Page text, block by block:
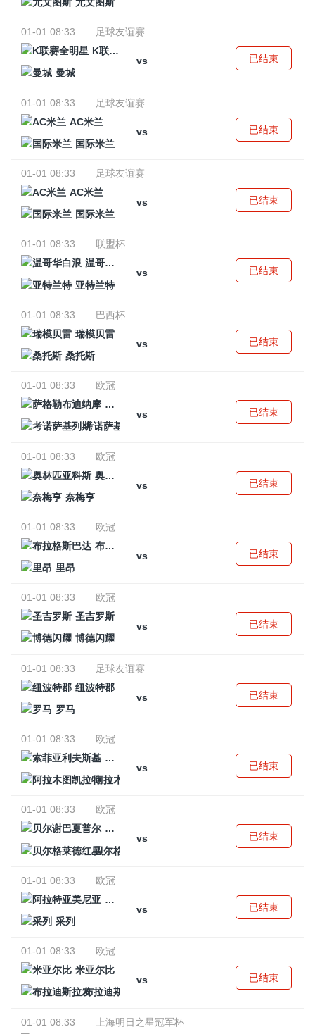
01-01 08:33
足球友谊赛
K联赛全明星
vs
曼城
已结束
01-01 08:33
足球友谊赛
AC米兰
vs
国际米兰
已结束
01-01 08:33
足球友谊赛
AC米兰
vs
国际米兰
已结束
01-01 08:33
联盟杯
温哥华白浪
vs
亚特兰特
已结束
01-01 08:33
巴西杯
瑞模贝雷
vs
桑托斯
已结束
01-01 08:33
欧冠
萨格勒布迪纳摩
vs
考诺萨基列斯
已结束
01-01 08:33
欧冠
奥林匹亚科斯
vs
奈梅亨
已结束
01-01 08:33
欧冠
布拉格斯巴达
vs
里昂
已结束
01-01 08:33
欧冠
圣吉罗斯
vs
博德闪耀
已结束
01-01 08:33
足球友谊赛
纽波特郡
vs
罗马
已结束
01-01 08:33
欧冠
索菲亚利夫斯基
vs
阿拉木图凯拉特
已结束
01-01 08:33
欧冠
贝尔谢巴夏普尔
vs
贝尔格莱德红星
已结束
01-01 08:33
欧冠
阿拉特亚美尼亚
vs
采列
已结束
01-01 08:33
欧冠
米亚尔比
vs
布拉迪斯拉发
已结束
01-01 08:33
上海明日之星冠军杯